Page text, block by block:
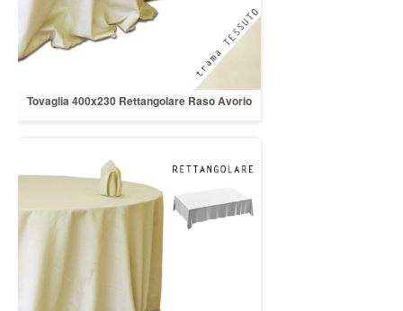
Tovaglia 400x230 Rettangolare Raso Avorio